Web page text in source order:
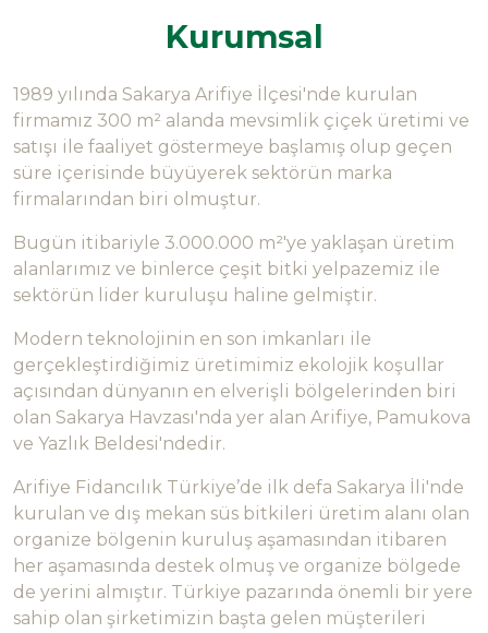
Kurumsal
1989 yılında Sakarya Arifiye İlçesi'nde kurulan
firmamız 300 m² alanda mevsimlik çiçek üretimi ve
satışı ile faaliyet göstermeye başlamış olup geçen
süre içerisinde büyüyerek sektörün marka
firmalarından biri olmuştur.
Bugün itibariyle 3.000.000 m²'ye yaklaşan üretim
alanlarımız ve binlerce çeşit bitki yelpazemiz ile
sektörün lider kuruluşu haline gelmiştir.
Modern teknolojinin en son imkanları ile
gerçekleştirdiğimiz üretimimiz ekolojik koşullar
açısından dünyanın en elverişli bölgelerinden biri
olan Sakarya Havzası'nda yer alan Arifiye, Pamukova
ve Yazlık Beldesi'ndedir.
Arifiye Fidancılık Türkiye’de ilk defa Sakarya İli'nde
kurulan ve dış mekan süs bitkileri üretim alanı olan
organize bölgenin kuruluş aşamasından itibaren
her aşamasında destek olmuş ve organize bölgede
de yerini almıştır. Türkiye pazarında önemli bir yere
sahip olan şirketimizin başta gelen müşterileri